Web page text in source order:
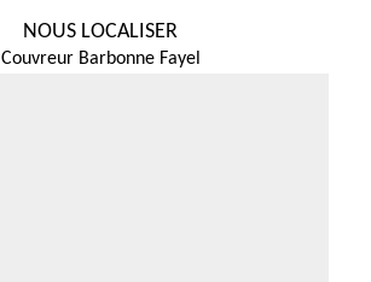
NOUS LOCALISER
Couvreur Barbonne Fayel